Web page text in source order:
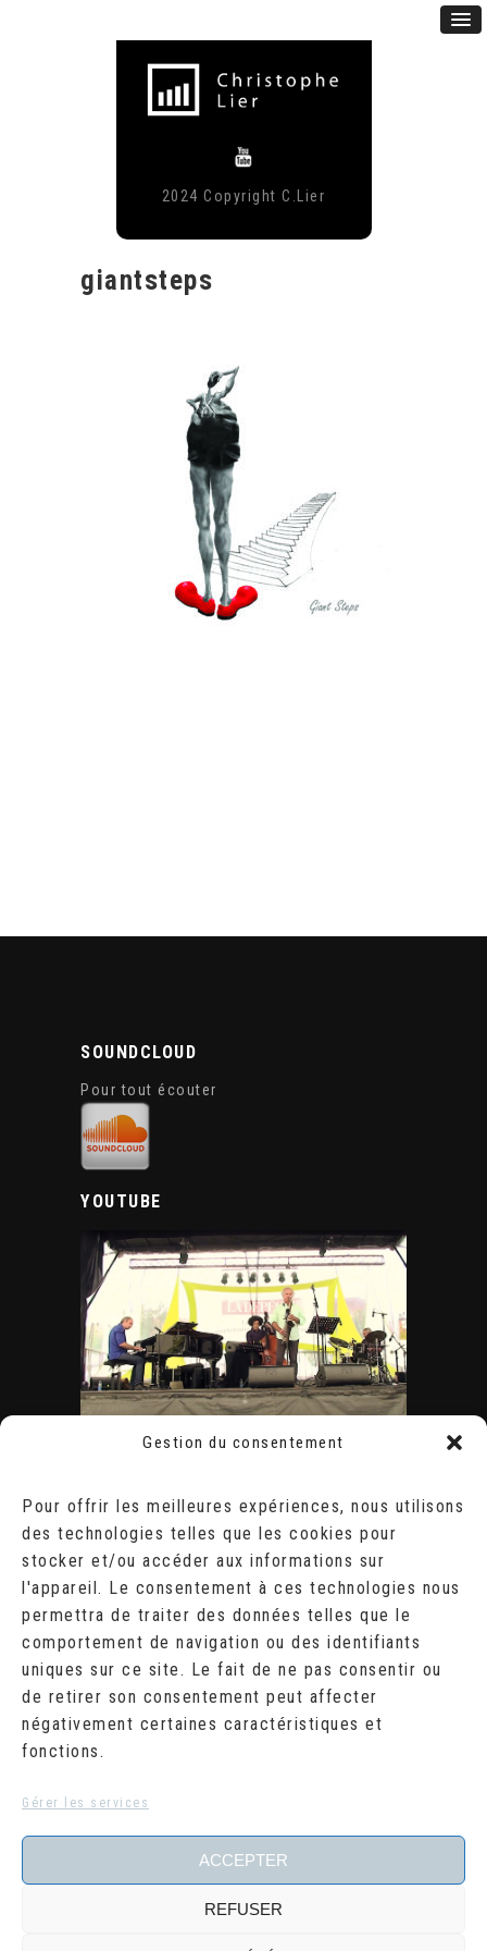
Gestion du consentement
Pour offrir les meilleures expériences, nous utilisons
des technologies telles que les cookies pour
stocker et/ou accéder aux informations sur
l'appareil. Le consentement à ces technologies nous
permettra de traiter des données telles que le
comportement de navigation ou des identifiants
uniques sur ce site. Le fait de ne pas consentir ou
de retirer son consentement peut affecter
négativement certaines caractéristiques et
fonctions.
Gérer les services
ACCEPTER
REFUSER
2024 Copyright C.Lier
giantsteps
SOUNDCLOUD
Pour tout écouter
YOUTUBE
ÉVÈNEMENTS
AOÛT 2026
L M M J V S
D
1
2
3
4 5 6 7 8
9
10 11 12 13 14 15
16
17
18 19 20 21 22 23
24
25 26 27 28 29 30
« Juil
RECHERCHER
Search